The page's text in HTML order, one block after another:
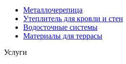
Металлочерепица
Утеплитель для кровли и стен
Водосточные системы
Материалы для террасы
Услуги